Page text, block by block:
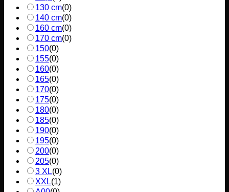
130 cm(0)
140 cm(0)
160 cm(0)
170 cm(0)
150(0)
155(0)
160(0)
165(0)
170(0)
175(0)
180(0)
185(0)
190(0)
195(0)
200(0)
205(0)
3 XL(0)
XXL(1)